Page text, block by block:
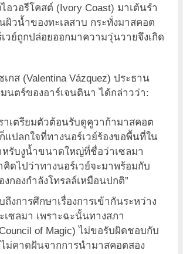
อวอรีโคสต์ (Ivory Coast) มาเต้นรำ
ผิวน้ำของทะเลสาบ กระทั่งมาสคอต
วย์ถูกปล่อยออกมาความวุ่นวายจึงเกิด
กส (Valentina Vázquez) ประธาน
นตร์ของอาร์เจนตินา ได้กล่าวว่า:
ราเตรียมตัวต้อนรับดูคูวาก้ามาสคอต
แปลกใจที่ทางนอร์เวย์ร้องขอพื้นที่ใน
หรับงูน้ำขนาดใหญ่ที่ชื่อว่าเซลมา
คิดไปว่าทางนอร์เวย์จะมาพร้อมกับ
งกองกำลังโทรลล์เหมือนปกติ”
ถึงการศึกษาเรื่องการเข้ากันระหว่าง
เซลมา เพราะฉะนั้นทางสภา
of Magic) ไม่ขอรับผิดชอบกับ
ม่คาดฝันจากการนำมาสคอตสอง